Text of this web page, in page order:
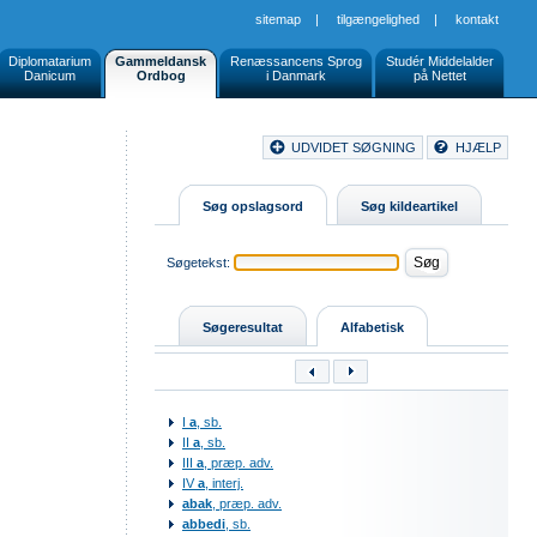
sitemap | tilgængelighed | kontakt
Diplomatarium
Danicum
Gammeldansk
Ordbog
Renæssancens Sprog
i Danmark
Studér Middelalder
på Nettet
UDVIDET SØGNING HJÆLP
Søg opslagsord Søg kildeartikel
Søgetekst:
Søgeresultat Alfabetisk
I a , sb.
II a , sb.
III a , præp. adv.
IVa , interj.
abak , præp. adv.
abbedi , sb.